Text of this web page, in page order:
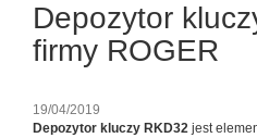
Depozytor
firmy ROGER
19/04/2019
Depozytor kluczy RKD32 jest